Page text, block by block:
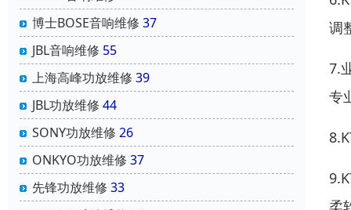
博士BOSE音响维修 37
JBL音响维修 55
上海高峰功放维修 39
JBL功放维修 44
SONY功放维修 26
ONKYO功放维修 37
先锋功放维修 33
调
7.
专
柔